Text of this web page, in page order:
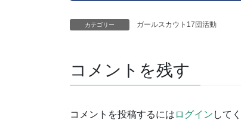
カテゴリー ガールスカウト17団活動
コメントを残す
コメントを投稿するには ログイン して